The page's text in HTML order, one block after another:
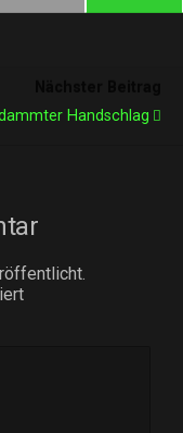
Handschlag